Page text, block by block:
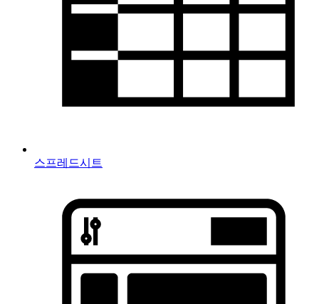
스프레드시트